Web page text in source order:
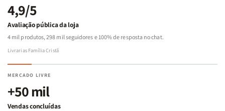
4,9/5
Avaliação pública da loja
4 mil produtos, 298 mil seguidores e 100% de resposta no chat.
Livrarias Família Cristã
MERCADO LIVRE
+50 mil
Vendas concluídas